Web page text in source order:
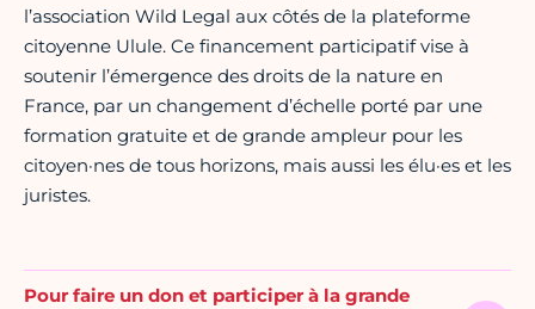
l’association Wild Legal aux côtés de la plateforme
citoyenne Ulule. Ce financement participatif vise à
soutenir l’émergence des droits de la nature en
France, par un changement d’échelle porté par une
formation gratuite et de grande ampleur pour les
citoyen·nes de tous horizons, mais aussi les élu·es et les
juristes.
Pour faire un don et participer à la grande